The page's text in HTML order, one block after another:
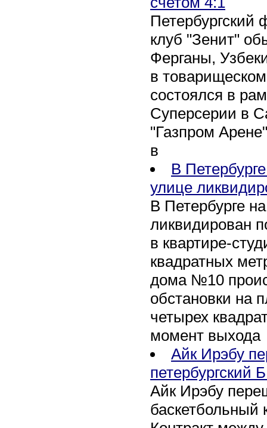
Петербургский
клуб "Зенит"
Ферганы,
в
состоялся в
Суперсерии в
"Газпром
в
В
улице
В Петербурге
ликвидирован
в квартире-
квадратных
дома №10
обстановки на
четырех
момент выхода
Айк Ирэбу
петербургский
Айк Ирэбу
баскетбольный